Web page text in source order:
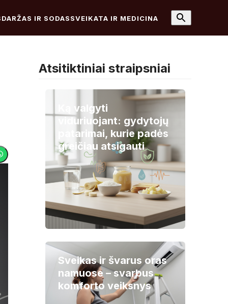
DARŽAS IR SODASSVEIKATA IR MEDICINA
Atsitiktiniai straipsniai
Ką valgyti
viduriuojant: gydytojų
patarimai, kurie padės
greičiau atsigauti
Sveikas ir švarus oras
namuose – svarbus
komforto veiksnys